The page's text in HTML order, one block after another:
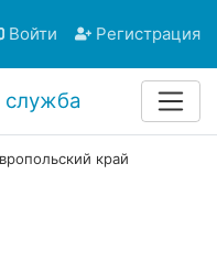
Войти Регистрация
служба
край